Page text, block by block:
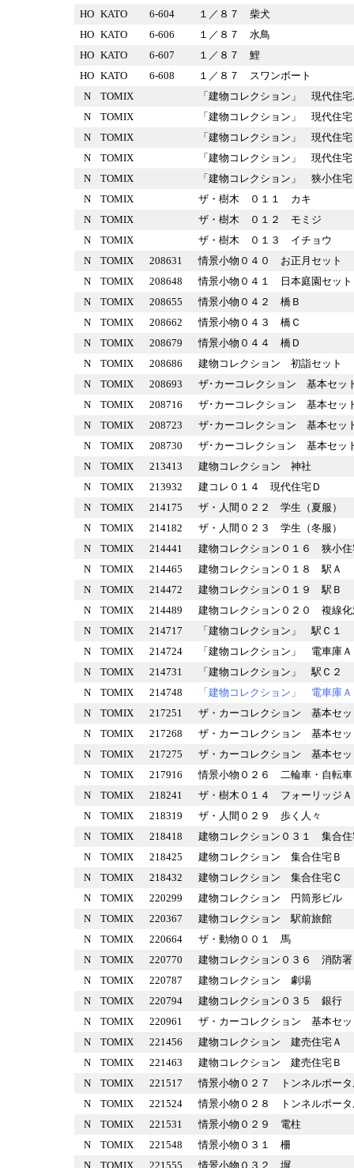
HO KATO 6-604
１／８７ 柴犬
HO KATO 6-606
１／８７ 水鳥
HO KATO 6-607
１／８７ 鯉
HO KATO 6-608
１／８７ スワンボート
N
TOMIX
「建物コレクション」 現代
N
TOMIX
「建物コレクション」 現代
N
TOMIX
「建物コレクション」 現代
N
TOMIX
「建物コレクション」 現代
N
TOMIX
「建物コレクション」 狭小
N
TOMIX
ザ・樹木 ０１１ カキ
N
TOMIX
ザ・樹木 ０１２ モミジ
N
TOMIX
ザ・樹木 ０１３ イチョウ
N
TOMIX 208631
情景小物０４０ お正月セッ
N
TOMIX 208648
情景小物０４１ 日本庭園セ
N
TOMIX 208655
情景小物０４２ 橋Ｂ
N
TOMIX 208662
情景小物０４３ 橋Ｃ
N
TOMIX 208679
情景小物０４４ 橋Ｄ
N
TOMIX 208686
建物コレクション 初詣セッ
N
TOMIX 208693
ザ･カーコレクション 基本
N
TOMIX 208716
ザ･カーコレクション 基本
N
TOMIX 208723
ザ･カーコレクション 基本
N
TOMIX 208730
ザ･カーコレクション 基本
N
TOMIX 213413
建物コレクション 神社
N
TOMIX 213932
建コレ０１４ 現代住宅Ｄ
N
TOMIX 214175
ザ・人間０２２ 学生（夏服
N
TOMIX 214182
ザ・人間０２３ 学生（冬服
N
TOMIX 214441
建物コレクション０１６ 狭
N
TOMIX 214465
建物コレクション０１８ 駅
N
TOMIX 214472
建物コレクション０１９ 駅
N
TOMIX 214489
建物コレクション０２０ 複
N
TOMIX 214717
「建物コレクション」 駅Ｃ
N
TOMIX 214724
「建物コレクション」 電車
N
TOMIX 214731
「建物コレクション」 駅Ｃ
N
TOMIX 214748
「建物コレクション」 電車
N
TOMIX 217251
ザ・カーコレクション 基本
N
TOMIX 217268
ザ・カーコレクション 基本
N
TOMIX 217275
ザ・カーコレクション 基本
N
TOMIX 217916
情景小物０２６ 二輪車・自
N
TOMIX 218241
ザ・樹木０１４ フォーリッ
N
TOMIX 218319
ザ・人間０２９ 歩く人々
N
TOMIX 218418
建物コレクション０３１ 集
N
TOMIX 218425
建物コレクション 集合住宅
N
TOMIX 218432
建物コレクション 集合住宅
N
TOMIX 220299
建物コレクション 円筒形ビ
N
TOMIX 220367
建物コレクション 駅前旅館
N
TOMIX 220664
ザ・動物００１ 馬
N
TOMIX 220770
建物コレクション０３６ 消
N
TOMIX 220787
建物コレクション 劇場
N
TOMIX 220794
建物コレクション０３５ 銀
N
TOMIX 220961
ザ・カーコレクション 基本
N
TOMIX 221456
建物コレクション 建売住宅
N
TOMIX 221463
建物コレクション 建売住宅
N
TOMIX 221517
情景小物０２７ トンネルポ
N
TOMIX 221524
情景小物０２８ トンネルポ
N
TOMIX 221531
情景小物０２９ 電柱
N
TOMIX 221548
情景小物０３１ 柵
N
TOMIX 221555 情景小物０３２ 塀